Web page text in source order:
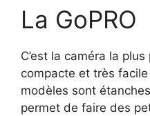
La GoPRO
C’est la caméra la
compacte et très
modèles sont
permet de faire des